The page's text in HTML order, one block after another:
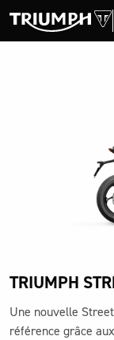
TRIUMPH
Une nouvelle
référence grâce